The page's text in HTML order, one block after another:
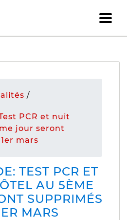
/
PCR et nuit
jour seront
mars
TEST PCR ET
AU 5ÈME
SUPPRIMÉS
MARS